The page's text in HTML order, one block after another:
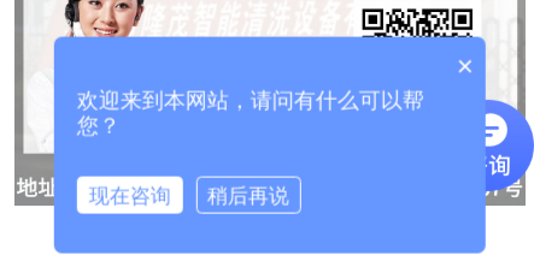
×
欢迎来到本网站，请问有什么可以帮
您？
现在咨询 稍后再说